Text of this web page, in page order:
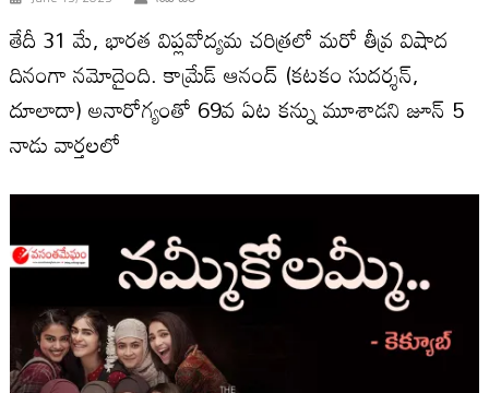
తేదీ 31 మే, భారత విప్లవోద్యమ చరిత్రలో మరో తీవ్ర విషాద
దినంగా నమోదైంది. కామ్రేడ్‌ ఆనంద్‌ (కటకం సుదర్శన్‌,
దూలాదా) అనారోగ్యంతో 69వ ఏట కన్ను మూశాడని జూన్‌ 5
నాడు వార్తలలో